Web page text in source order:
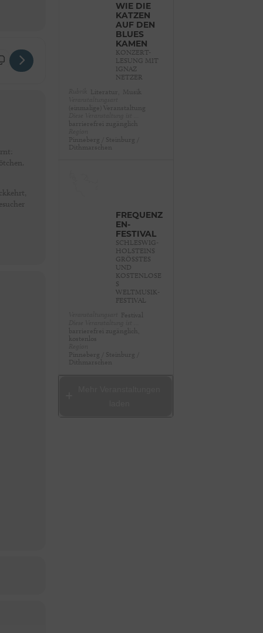
sieben Geißlein [Jv2JoZYDM]
WIE DIE
KATZEN
AUF DEN
BLUES
KAMEN
KONZERT-
LESUNG MIT
IGNAZ
NETZER
FREQUENZ
EN-
FESTIVAL
SCHLESWIG-
HOLSTEINS
GRÖSSTES U
ND K
OSTENLOSES
W
ELTMUSIK-F
ESTIVAL